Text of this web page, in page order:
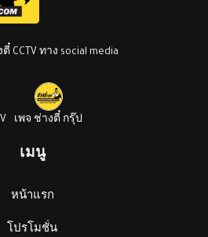
CCTV ทาง social media
เพจ ช่างตี๋ กรุ๊ป
เมนู
หน้าแรก
โปรโมชั่น